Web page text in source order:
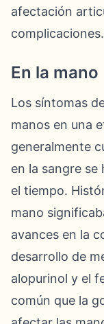
afectación
complicaciones.
En la mano
Los síntomas
manos en una
generalmente
en la sangre
el tiempo.
mano
avances en la
desarrollo de
alopurinol y el
común que la